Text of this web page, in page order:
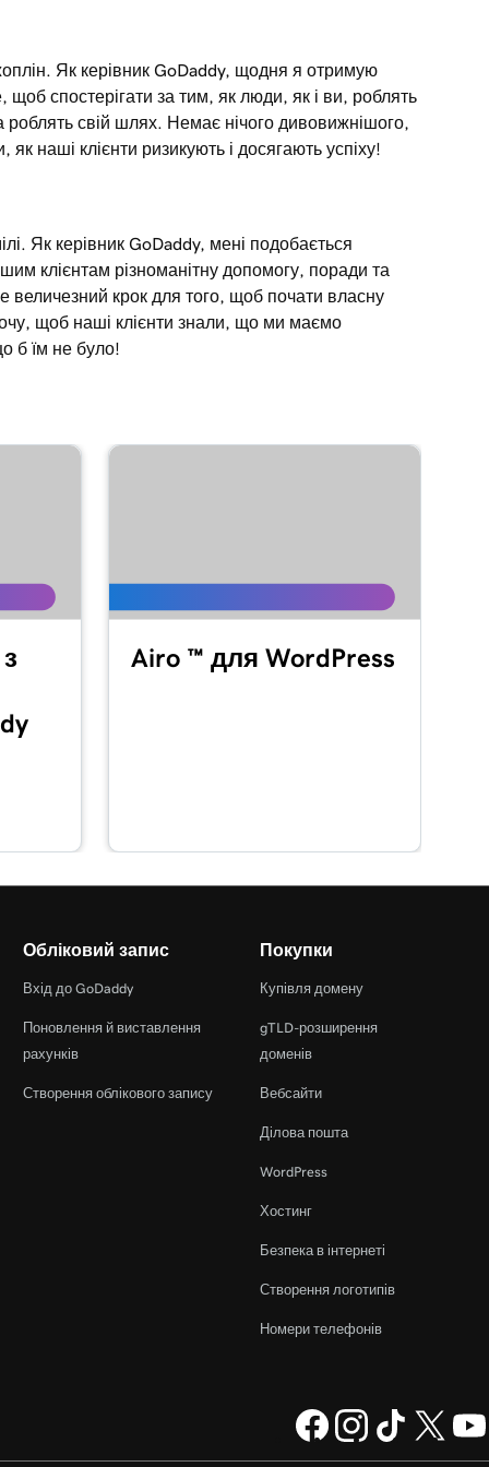
Як керівник GoDaddy, щодня я отримую
щоб спостерігати за тим, як люди, як і ви, роблять
роблять свій шлях. Немає нічого дивовижнішого,
як наші клієнти ризикують і досягають успіху!
Як керівник GoDaddy, мені подобається
клієнтам різноманітну допомогу, поради та
величезний крок для того, щоб почати власну
щоб наші клієнти знали, що ми маємо
б їм не було!
Airo ™ для WordPress
Обліковий запис
Вхід до GoDaddy
Поновлення й виставлення
рахунків
Створення облікового запису
Покупки
Купівля домену
gTLD-розширення
доменів
Вебсайти
Ділова пошта
WordPress
Хостинг
Безпека в інтернеті
Створення логотипів
Номери телефонів